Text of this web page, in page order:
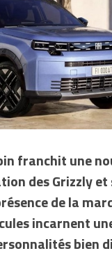
franchit une
des Grizzly
de la
incarnent
bien